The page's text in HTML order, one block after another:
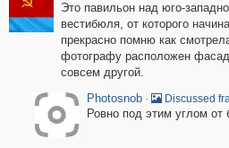
Это павильон над юго-
вестибюля, от которого
прекрасно помню как
фотографу расположен
совсем другой.
Photosnob · Discussed
Ровно под этим углом от